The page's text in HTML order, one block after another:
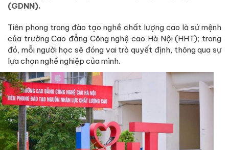
(GDNN).
Tiên phong trong đào tạo nghề chất lượng cao là sứ mệnh
của trường Cao đẳng Công nghệ cao Hà Nội (HHT); trong
đó, mỗi người học sẽ đóng vai trò quyết định, thông qua sự
lựa chọn nghề nghiệp của mình.